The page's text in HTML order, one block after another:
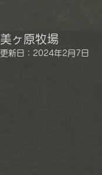
美ヶ原牧場
更新日： 2024年2月7日